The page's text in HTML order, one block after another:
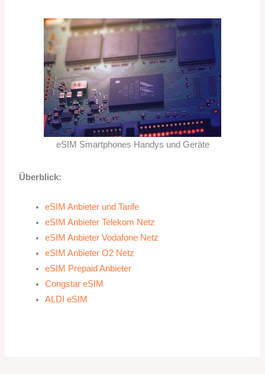
eSIM Smartphones Handys und Geräte
Überblick:
eSIM Anbieter und Tarife
eSIM Anbieter Telekom Netz
eSIM Anbieter Vodafone Netz
eSIM Anbieter O2 Netz
eSIM Prepaid Anbieter
Congstar eSIM
ALDI eSIM